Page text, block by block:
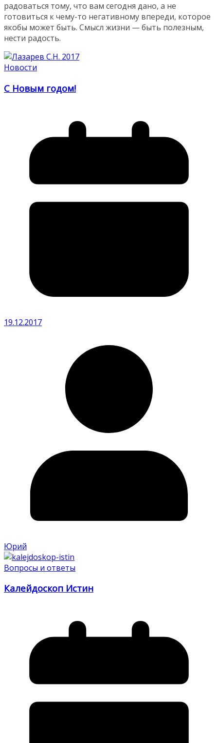
радоваться тому, что вам сегодня дано, а не
готовиться к чему-то негативному впереди, которое
якобы может быть. Смысл жизни — быть полезным,
нести радость.
Новости
С Новым годом!
19.12.2017
Юрий
Вопросы и ответы
Калейдоскоп Истин